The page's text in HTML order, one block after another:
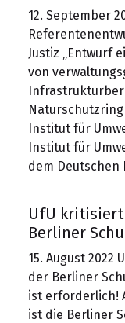
12. September
Justiz „Entwurf
von
Naturschutzring
Institut für
Institut für
dem
UfU
Berliner
15. August
der Berliner
ist erforderlich!
ist die Berliner